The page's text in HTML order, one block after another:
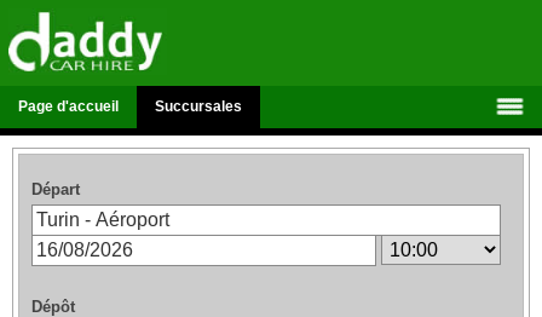
Page d'accueil Succursales
Départ
Dépôt